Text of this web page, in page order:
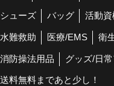
シューズ バッグ 活動資
水難救助 医療/EMS 衛
消防操法用品 グッズ/日
送料無料まであと少し！